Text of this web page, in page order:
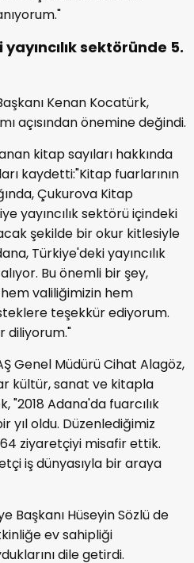
sektöründe 5.
Kenan Kocatürk,
açısından önemine değindi.
kitap sayıları hakkında
kaydetti:"Kitap fuarlarının
Çukurova Kitap
yayıncılık sektörü içindeki
şekilde bir okur kitlesiyle
Türkiye'deki yayıncılık
Bu önemli bir şey,
valiliğimizin hem
teşekkür ediyorum.
diliyorum."
Genel Müdürü Cihat Alagöz,
kültür, sanat ve kitapla
"2018 Adana'da fuarcılık
yıl oldu. Düzenlediğimiz
ziyaretçiyi misafir ettik.
iş dünyasıyla bir araya
Başkanı Hüseyin Sözlü de
ev sahipliği
dile getirdi.